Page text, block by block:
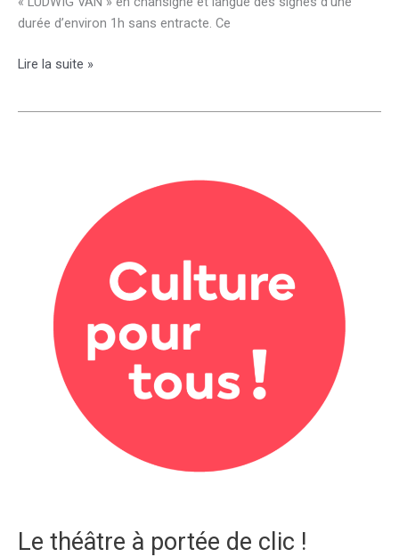
durée d’environ 1h sans entracte. Ce
Exposition
Lire la suite »
Le théâtre à portée de clic !